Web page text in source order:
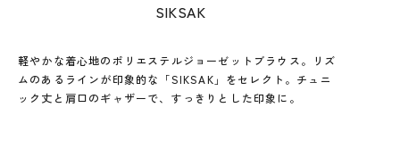
SIKSAK
軽やかな着心地のポリエステルジョーゼットブラウス。リズ
ムのあるラインが印象的な「SIKSAK」をセレクト。チュニ
ック丈と肩口のギャザーで、すっきりとした印象に。